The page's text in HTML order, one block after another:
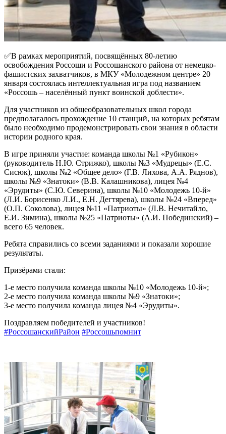
✅В рамках мероприятий, посвящённых 80-летию
освобождения Россоши и Россошанского района от немецко-
фашистских захватчиков, в МКУ «Молодежном центре» 20
января состоялась интеллектуальная игра под названием
«Россошь – населённый пункт воинской доблести».
Для участников из общеобразовательных школ города
предполагалось прохождение 10 станций, на которых ребятам
было необходимо продемонстрировать свои знания в области
истории родного края.
В игре приняли участие: команда школы №1 «Рубикон»
(руководитель Н.Ю. Стрижко), школы №3 «Мудрецы» (Е.С.
Сисюк), школы №2 «Общее дело» (Г.В. Лихова, А.А. Ряднов),
школы №9 «Знатоки» (В.В. Калашникова), лицея №4
«Эрудиты» (С.Ю. Северина), школы №10 «Молодежь 10-й»
(Л.И. Борисенко Л.И., Е.Н. Дегтярева), школы №24 «Вперед»
(О.П. Соколова), лицея №11 «Патриоты» (Л.В. Нечитайло,
Е.И. Зимина), школы №25 «Патриоты» (А.И. Побединский) –
всего 65 человек.
Ребята справились со всеми заданиями и показали хорошие
результаты.
Призёрами стали:
1-е место получила команда школы №10 «Молодежь 10-й»;
2-е место получила команда школы №9 «Знатоки»;
3-е место получила команда лицея №4 «Эрудиты».
Поздравляем победителей и участников!
#РоссошанскийРайон #Россошьпомнит